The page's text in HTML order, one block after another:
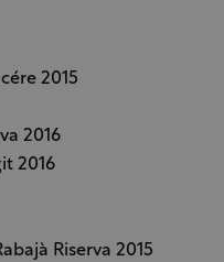
2015
2016
2016
Riserva 2015